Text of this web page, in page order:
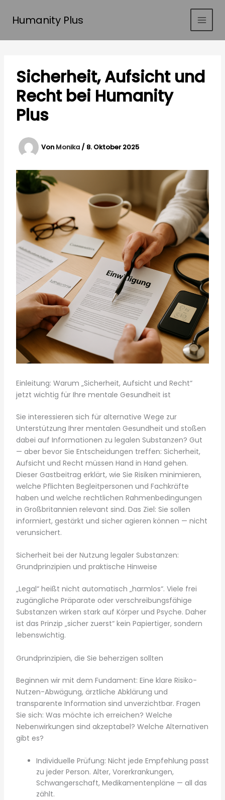
InhaltHumanity Plus
Sicherheit, Aufsicht und
Recht bei Humanity
Plus
Von Monika / 8. Oktober 2025
Einleitung: Warum „Sicherheit, Aufsicht und Recht“
jetzt wichtig für Ihre mentale Gesundheit ist
Sie interessieren sich für alternative Wege zur
Unterstützung Ihrer mentalen Gesundheit und stoßen
dabei auf Informationen zu legalen Substanzen? Gut
— aber bevor Sie Entscheidungen treffen: Sicherheit,
Aufsicht und Recht müssen Hand in Hand gehen.
Dieser Gastbeitrag erklärt, wie Sie Risiken minimieren,
welche Pflichten Begleitpersonen und Fachkräfte
haben und welche rechtlichen Rahmenbedingungen
in Großbritannien relevant sind. Das Ziel: Sie sollen
informiert, gestärkt und sicher agieren können — nicht
verunsichert.
Sicherheit bei der Nutzung legaler Substanzen:
Grundprinzipien und praktische Hinweise
„Legal“ heißt nicht automatisch „harmlos“. Viele frei
zugängliche Präparate oder verschreibungsfähige
Substanzen wirken stark auf Körper und Psyche. Daher
ist das Prinzip „sicher zuerst“ kein Papiertiger, sondern
lebenswichtig.
Grundprinzipien, die Sie beherzigen sollten
Beginnen wir mit dem Fundament: Eine klare Risiko-
Nutzen-Abwägung, ärztliche Abklärung und
transparente Information sind unverzichtbar. Fragen
Sie sich: Was möchte ich erreichen? Welche
Nebenwirkungen sind akzeptabel? Welche Alternativen
gibt es?
Individuelle Prüfung: Nicht jede Empfehlung passt
zu jeder Person. Alter, Vorerkrankungen,
Schwangerschaft, Medikamentenpläne — all das
zählt.